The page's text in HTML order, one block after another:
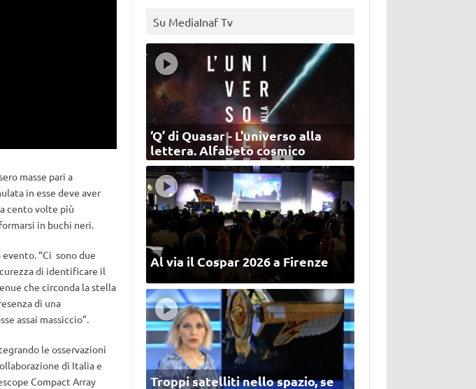
masse pari a
in esse deve aver
cento volte più
in buchi neri.
“Ci sono due
di identificare il
che circonda la stella
di una
assai massiccio”.
le osservazioni
di Italia e
Compact Array
Su MediaInaf Tv
‘Q’ di Quasar - L'universo alla
lettera. Alfabeto cosmico
Al via il Cospar 2026 a Firenze
Troppi satelliti nello spazio, se